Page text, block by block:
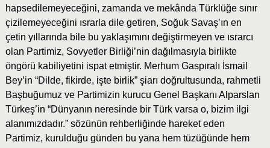
hapsedilemeyeceğini, zamanda ve mekânda Türklüğe sınır
çizilemeyeceğini ısrarla dile getiren, Soğuk Savaş’ın en
çetin yıllarında bile bu yaklaşımını değiştirmeyen ve ısrarcı
olan Partimiz, Sovyetler Birliği’nin dağılmasıyla birlikte
öngörü kabiliyetini ispat etmiştir. Merhum Gaspıralı İsmail
Bey’in “Dilde, fikirde, işte birlik” şiarı doğrultusunda, rahmetli
Başbuğumuz ve Partimizin kurucu Genel Başkanı Alparslan
Türkeş’in “Dünyanın neresinde bir Türk varsa o, bizim ilgi
alanımızdadır.” sözünün rehberliğinde hareket eden
Partimiz, kurulduğu günden bu yana hem tüzüğünde hem